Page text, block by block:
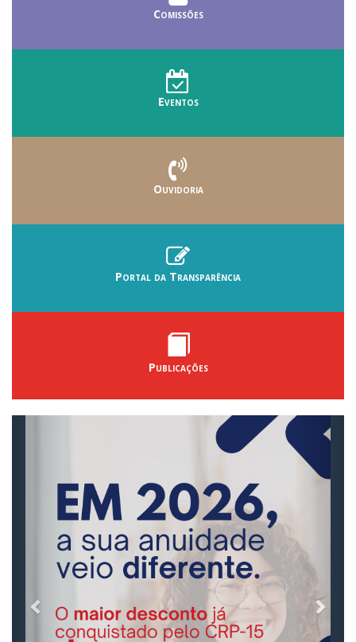
Comissões
Eventos
Ouvidoria
Portal da Transparência
Publicações